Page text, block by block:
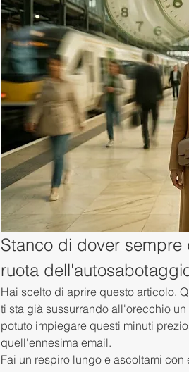
Stanco di dover sempre
ruota
Hai scelto di aprire questo articolo.
ti sta già sussurrando all'orecchio
potuto impiegare questi minuti
quell'ennesima email.
Fai un respiro lungo e ascoltami con